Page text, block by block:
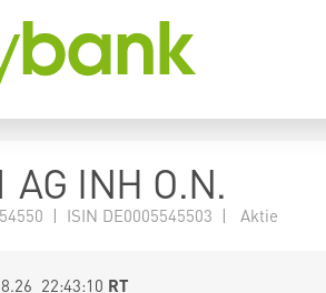
AG INH O.N.
| ISIN DE0005545503 | Aktie
22:43:10 RT